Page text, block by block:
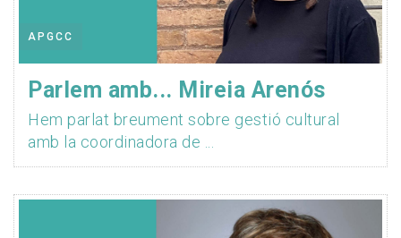
APGCC
Parlem amb... Mireia Arenós
Hem parlat breument sobre gestió cultural
amb la coordinadora de ...